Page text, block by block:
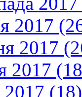
2017
2017
2017
2017 (18)